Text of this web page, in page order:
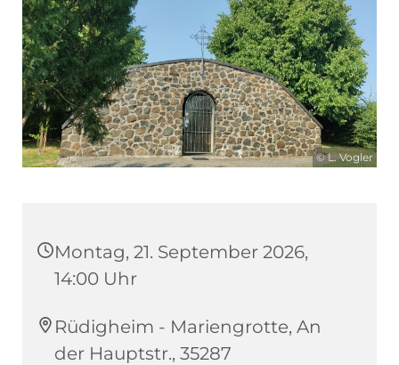
© L. Vogler
Montag, 21. September 2026,
14:00 Uhr
Rüdigheim - Mariengrotte, An
der Hauptstr., 35287